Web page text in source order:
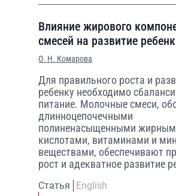
Влияние жирового
смесей на развитие
О. Н. Комарова
Для правильного роста и
ребенку необходимо
питание. Молочные смеси,
длинноцепочечными
полиненасыщенными
кислотами, витаминами и
веществами, обеспечивают
рост и адекватное развитие
Статья
English